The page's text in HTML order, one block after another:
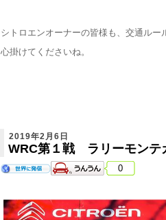
シトロエンオーナーの皆様も、交通ルー
心掛けてくださいね。
2019年2月6日
WRC第１戦 ラリーモンテ
0